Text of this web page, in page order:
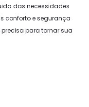
das necessidades
conforto e segurança
para tornar sua